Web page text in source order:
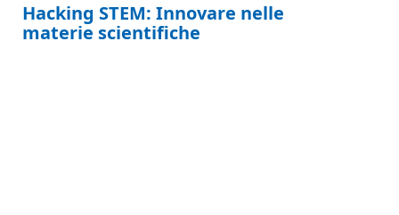
Hacking STEM: Innovare nelle
materie scientifiche